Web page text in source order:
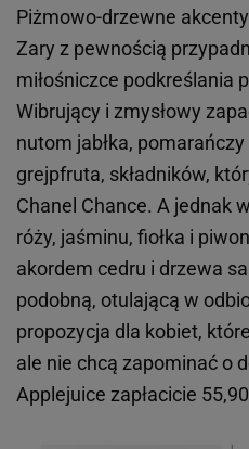
Piżmowo-drzewne
Zary z pewnością
miłośniczce podkreślania
Wibrujący i zmysłowy
nutom jabłka,
grejpfruta, składników,
Chanel Chance. A jednak
róży, jaśminu, fiołka i
akordem cedru i drzewa
podobną, otulającą w
propozycja dla kobiet,
ale nie chcą zapominać o
Applejuice zapłacicie 55,90